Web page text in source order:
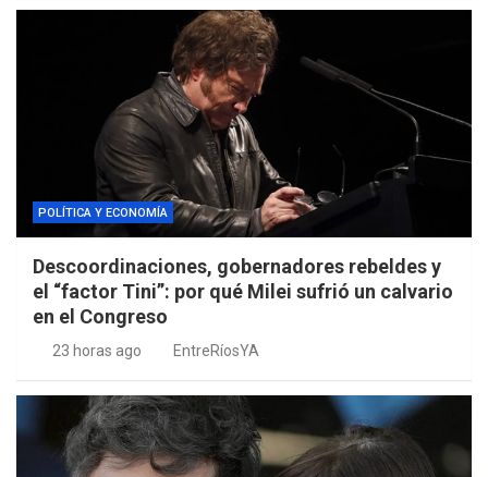
POLÍTICA Y ECONOMÍA
Descoordinaciones, gobernadores rebeldes y
el “factor Tini”: por qué Milei sufrió un calvario
en el Congreso
23 horas ago EntreRíosYA